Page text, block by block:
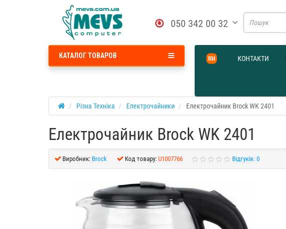
050 342 00 32
КОНТАКТИ
КАТАЛОГ ТОВАРОВ
Різна Техніка Електрочайники Електрочайник Brock WK 2401
Електрочайник Brock WK 2401
Виробник: Brock Код товару: U1007766 Відгуків: 0